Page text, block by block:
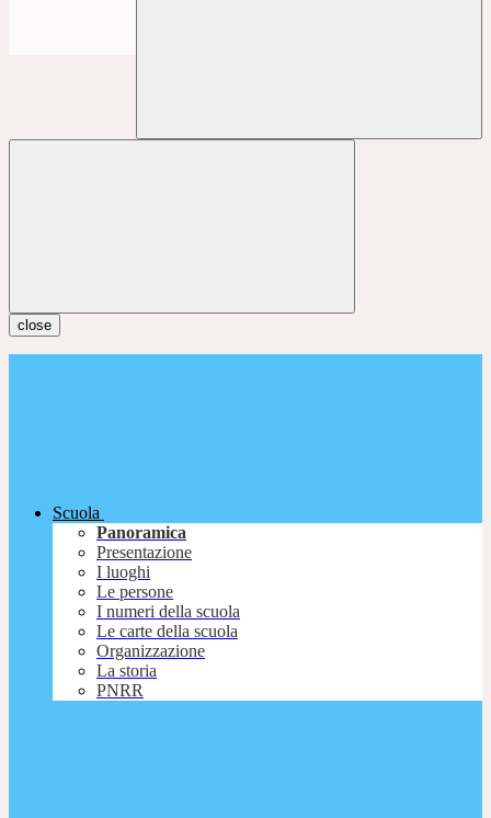
close
Scuola
Panoramica
Presentazione
I luoghi
Le persone
I numeri della scuola
Le carte della scuola
Organizzazione
La storia
PNRR